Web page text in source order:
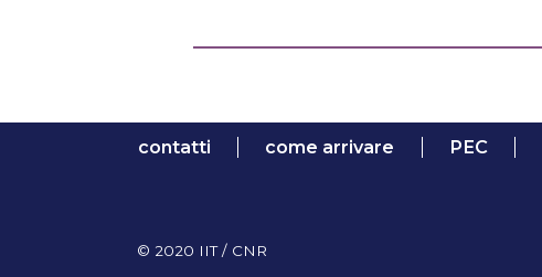
contatti come arrivare PEC
© 2020 IIT / CNR